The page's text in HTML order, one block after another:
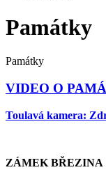
Památky
Památky
VIDEO O
Toulavá kamera:
ZÁMEK BŘEZINA